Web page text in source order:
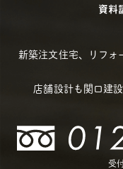
資料
新築注文住宅、リフォ
店舗設計も関口建
受